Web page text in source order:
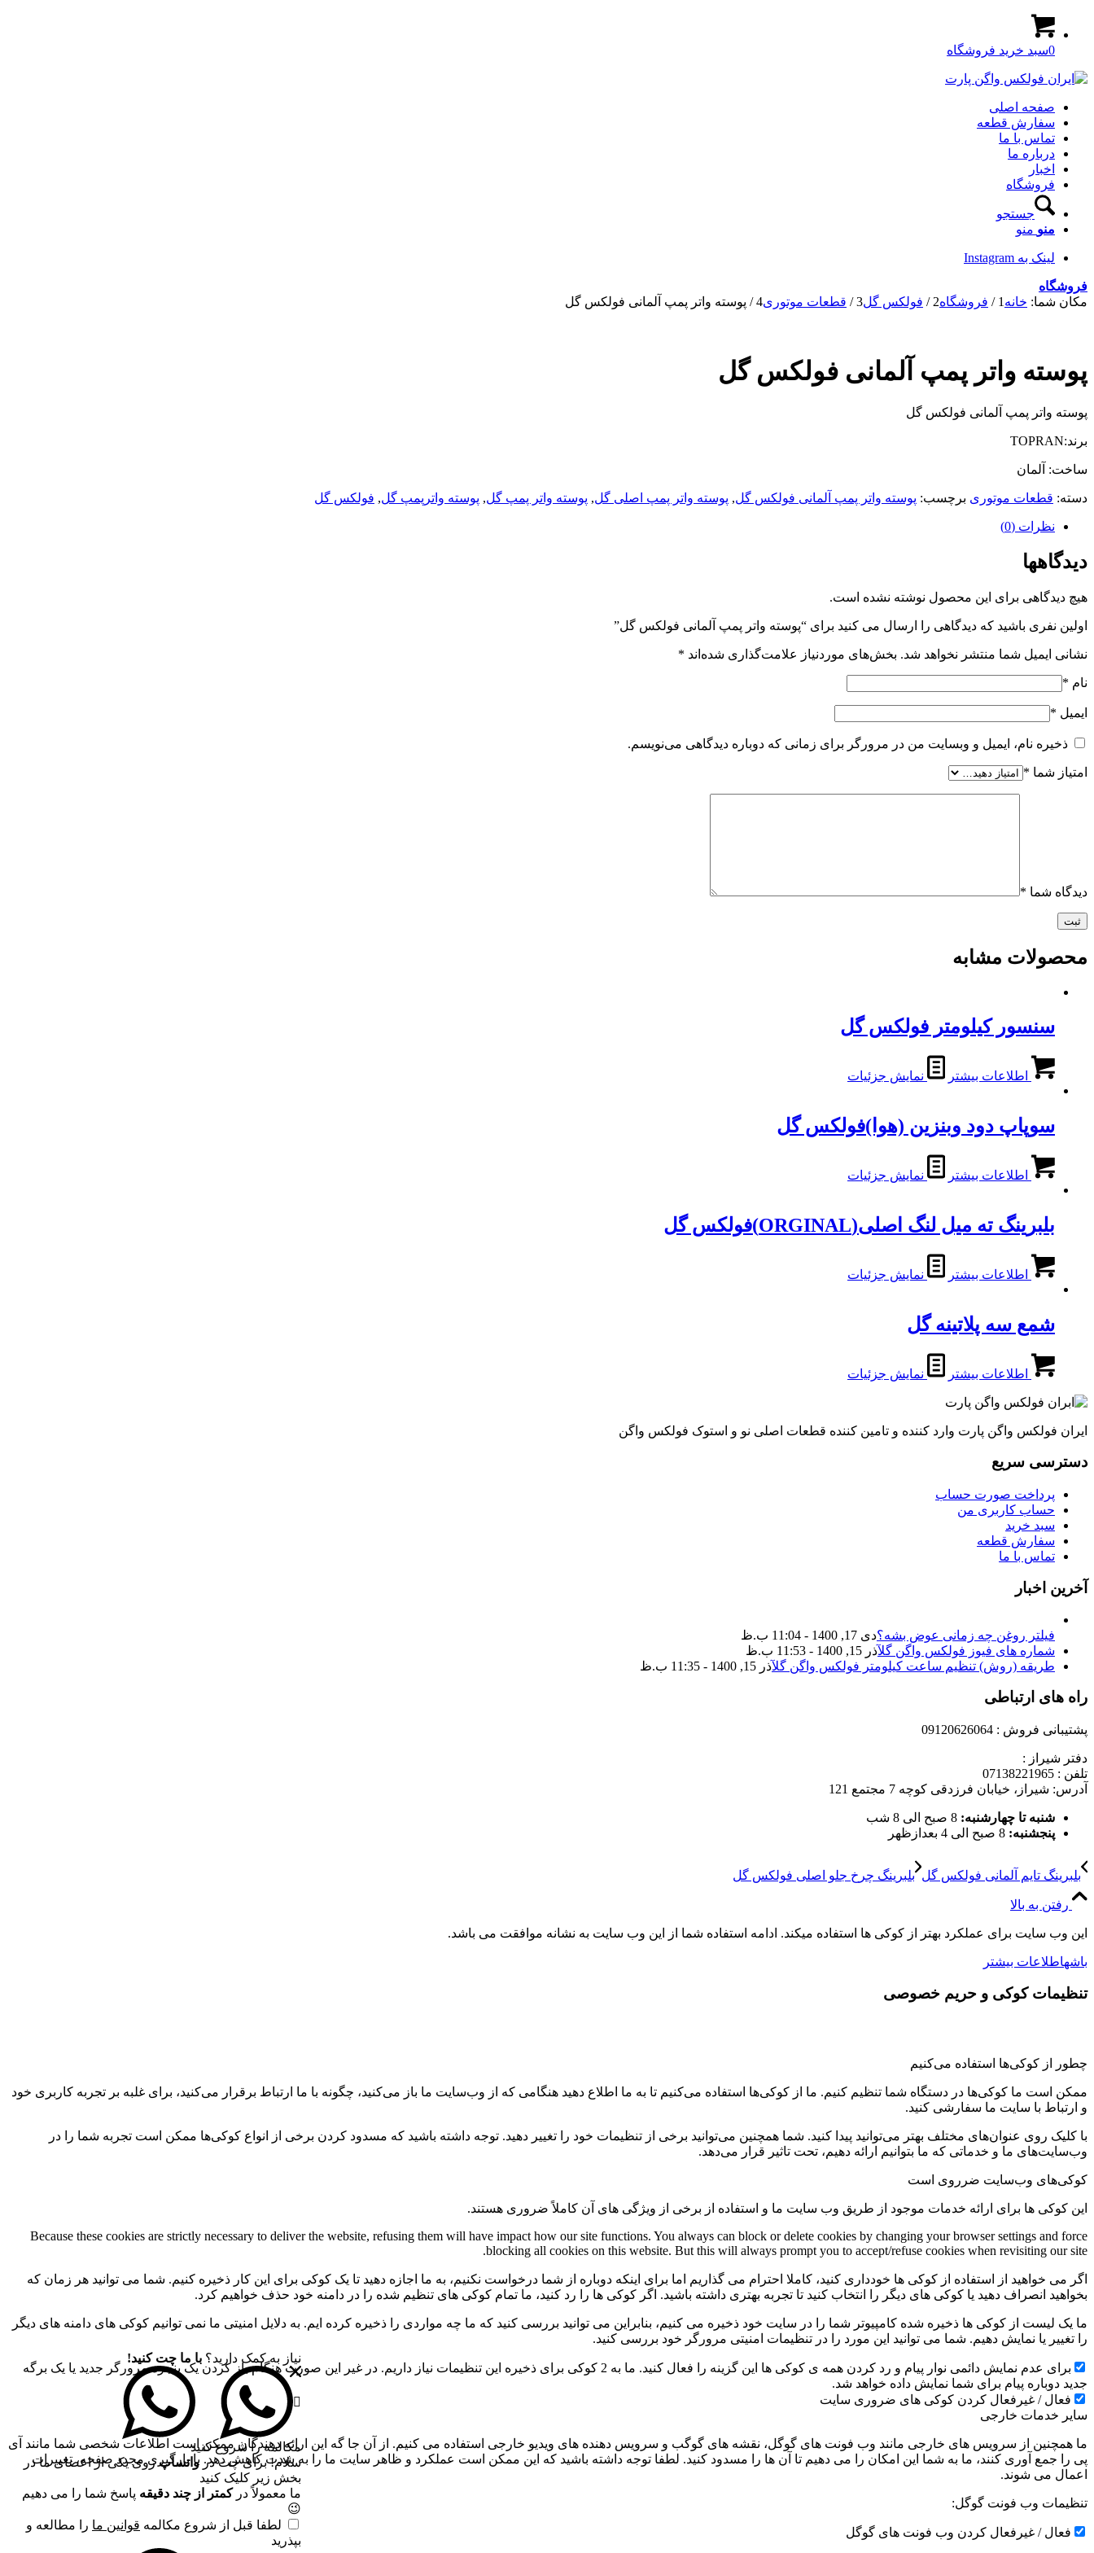
0سبد خرید فروشگاه
صفحه اصلی
سفارش قطعه
تماس با ما
درباره ما
اخبار
فروشگاه
جستجو
منو منو
لینک به Instagram
فروشگاه
مکان شما: خانه 1
/ فروشگاه2
/ فولکس گل3
/ قطعات موتوری4
/ پوسته واتر پمپ آلمانی فولکس گل
پوسته واتر پمپ آلمانی فولکس گل
پوسته واتر پمپ آلمانی فولکس گل
برند:TOPRAN
ساخت: آلمان
دسته: قطعات موتوری برچسب: پوسته واتر پمپ آلمانی فولکس گل, پوسته واتر پمپ اصلی گل, پوسته واتر پمپ گل, پوسته واترپمپ گل, فولکس گل
نظرات (0)
دیدگاهها
هیچ دیدگاهی برای این محصول نوشته نشده است.
اولین نفری باشید که دیدگاهی را ارسال می کنید برای “پوسته واتر پمپ آلمانی فولکس گل”
نشانی ایمیل شما منتشر نخواهد شد. بخش‌های موردنیاز علامت‌گذاری شده‌اند *
نام *
ایمیل *
ذخیره نام، ایمیل و وبسایت من در مرورگر برای زمانی که دوباره دیدگاهی می‌نویسم.
امتیاز شما *
دیدگاه شما *
محصولات مشابه
سنسور کیلومتر فولکس گل
اطلاعات بیشتر نمایش جزئیات
سوپاپ دود وبنزین (هوا)فولکس گل
اطلاعات بیشتر نمایش جزئیات
بلبرینگ ته میل لنگ اصلی(ORGINAL)فولکس گل
اطلاعات بیشتر نمایش جزئیات
شمع سه پلاتینه گل
اطلاعات بیشتر نمایش جزئیات
ایران فولکس واگن پارت وارد کننده و تامین کننده قطعات اصلی نو و استوک فولکس واگن
دسترسی سریع
پرداخت صورت حساب
حساب کاربری من
سبد خرید
سفارش قطعه
تماس با ما
آخرین اخبار
فیلتر روغن چه زمانی عوض بشه؟دی 17, 1400 - 11:04 ب.ظ
شماره های فیوز فولکس واگن گلآذر 15, 1400 - 11:53 ب.ظ
طریقه (روش) تنظیم ساعت کیلومتر فولکس واگن گلآذر 15, 1400 - 11:35 ب.ظ
راه های ارتباطی
پشتیبانی فروش : 09120626064
دفتر شیراز :
تلفن : 07138221965
آدرس: شیراز، خیابان فرزدقی کوچه 7 مجتمع 121
شنبه تا چهارشنبه: 8 صبح الی 8 شب
پنجشنبه: 8 صبح الی 4 بعدازظهر
بلبرینگ تایم آلمانی فولکس گل بلبرینگ چرخ جلو اصلی فولکس گل
رفتن به بالا
این وب سایت برای عملکرد بهتر از کوکی ها استفاده میکند. ادامه استفاده شما از این وب سایت به نشانه موافقت می باشد.
باشهاطلاعات بیشتر
تنظیمات کوکی و حریم خصوصی
چطور از کوکی‌ها استفاده می‌کنیم
ممکن است ما کوکی‌ها در دستگاه شما تنظیم کنیم. ما از کوکی‌ها استفاده می‌کنیم تا به ما اطلاع دهید هنگامی که از وب‌سایت ما باز می‌کنید، چگونه با ما ارتباط برقرار می‌کنید، برای غلبه بر تجربه کاربری خود
و ارتباط با سایت ما سفارشی کنید.
با کلیک روی عنوان‌های مختلف بهتر می‌توانید پیدا کنید. شما همچنین می‌توانید برخی از تنظیمات خود را تغییر دهید. توجه داشته باشید که مسدود کردن برخی از انواع کوکی‌ها ممکن است تجربه شما را در
وب‌سایت‌های ما و خدماتی که ما بتوانیم ارائه دهیم، تحت تاثیر قرار می‌دهد.
کوکی‌های وب‌سایت ضرروی است
این کوکی ها برای ارائه خدمات موجود از طریق وب سایت ما و استفاده از برخی از ویژگی های آن کاملاً ضروری هستند.
Because these cookies are strictly necessary to deliver the website, refusing them will have impact how our site functions. You always can block or delete cookies by changing your browser settings and force
blocking all cookies on this website. But this will always prompt you to accept/refuse cookies when revisiting our site.
اگر می خواهید از استفاده از کوکی ها خودداری کنید، کاملا احترام می گذاریم اما برای اینکه دوباره از شما درخواست نکنیم، به ما اجازه دهید تا یک کوکی برای این کار ذخیره کنیم. شما می توانید هر زمان که
بخواهید انصراف دهید یا کوکی های دیگر را انتخاب کنید تا تجربه بهتری داشته باشید. اگر کوکی ها را رد کنید، ما تمام کوکی های تنظیم شده را در دامنه خود حذف خواهیم کرد.
ما یک لیست از کوکی ها ذخیره شده کامپیوتر شما را در سایت خود ذخیره می کنیم، بنابراین می توانید بررسی کنید که ما چه مواردی را ذخیره کرده ایم. به دلایل امنیتی ما نمی توانیم کوکی های دامنه های دیگر
را تغییر یا نمایش دهیم. شما می توانید این مورد را در تنظیمات امنیتی مرورگر خود بررسی کنید.
برای عدم نمایش دائمی نوار پیام و رد کردن همه ی کوکی ها این گزینه را فعال کنید. ما به 2 کوکی برای ذخیره این تنظیمات نیاز داریم. در غیر این صورت هنگام باز کردن یک پنجره مرورگر جدید یا یک برگه
جدید دوباره پیام برای شما نمایش داده خواهد شد.
فعال / غیرفعال کردن کوکی های ضروری سایت
سایر خدمات خارجی
ما همچنین از سرویس های خارجی مانند وب فونت های گوگل، نقشه های گوگب و سرویس دهنده های ویدیو خارجی استفاده می کنیم. از آن جا گه این ارائه دهندگان ممکن است اطلاعات شخصی شما مانند آی
پی را جمع آوری کنند، ما به شما این امکان را می دهیم تا آن ها را مسدود کنید. لطفا توجه داشته باشید که این ممکن است عملکرد و ظاهر سایت ما را به شدت کاهش دهد. با بارگیری مجدد صفحه، تغییرات
اعمال می شوند.
تنظیمات وب فونت گوگل:
فعال / غیرفعال کردن وب فونت های گوگل
نیاز به کمک دارید؟ با ما چت کنید!
مکالمه را شروع کنید
سلام! برای چت در واتساپروی یکی از اعضای ما در
بخش زیر کلیک کنید
ما معمولاً درکمتر از چند دقیقه پاسخ شما را می دهیم
😉
لطفا قبل از شروع مکالمه قوانین ما را مطالعه و
بپذرید